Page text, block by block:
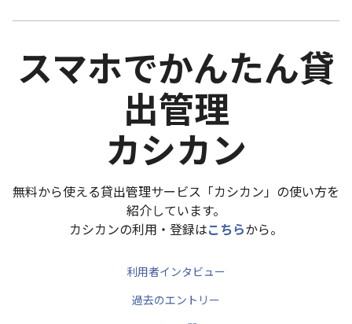
スマホでかんたん貸
出管理
カシカン
無料から使える貸出管理サービス「カシカン」の使い方を
紹介しています。
カシカンの利用・登録はこちらから。
利用者インタビュー
過去のエントリー